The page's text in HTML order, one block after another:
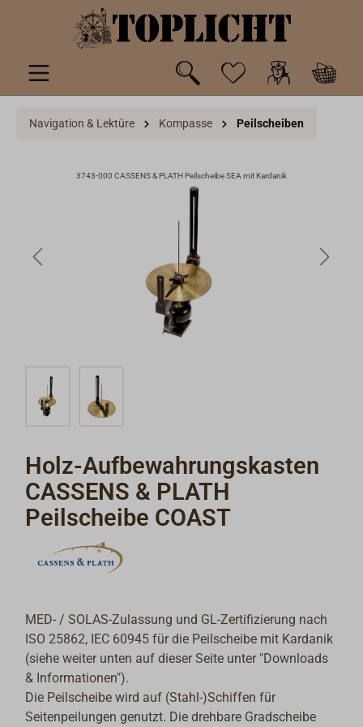
springen
Navigation & Lektüre Kompasse Peilscheiben
3743-000 CASSENS & PLATH Peilscheibe SEA mit Kardanik
Holz-Aufbewahrungskasten
CASSENS & PLATH
Peilscheibe COAST
MED- / SOLAS-Zulassung und GL-Zertifizierung nach
ISO 25862, IEC 60945 für die Peilscheibe mit Kardanik
(siehe weiter unten auf dieser Seite unter "Downloads
& Informationen").
Die Peilscheibe wird auf (Stahl-)Schiffen für
Seitenpeilungen genutzt. Die drehbare Gradscheibe